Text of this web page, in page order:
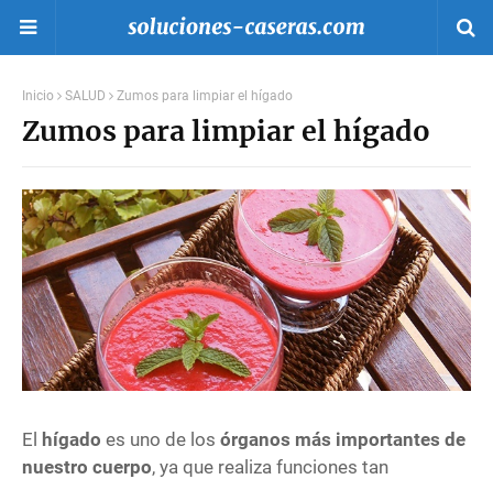
Inicio SALUD Zumos para limpiar el hígado
Zumos para limpiar el hígado
El hígado es uno de los órganos más importantes de
nuestro cuerpo, ya que realiza funciones tan